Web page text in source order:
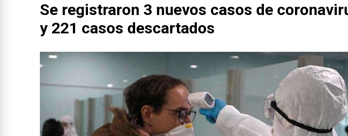
Se registraron 3 nuevos casos de
y 221 casos descartados